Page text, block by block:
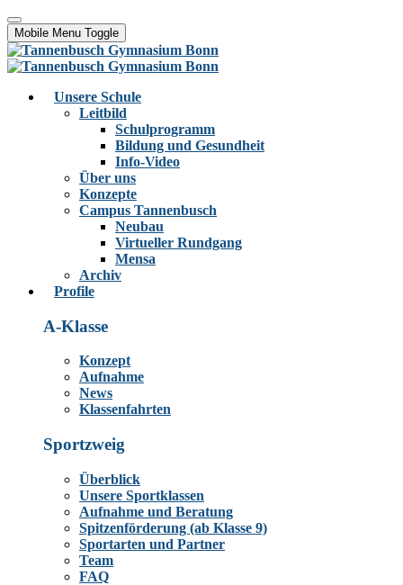
Mobile Menu Toggle
Unsere Schule
Leitbild
Schulprogramm
Bildung und Gesundheit
Info-Video
Über uns
Konzepte
Campus Tannenbusch
Neubau
Virtueller Rundgang
Mensa
Archiv
Profile
A-Klasse
Konzept
Aufnahme
News
Klassenfahrten
Sportzweig
Überblick
Unsere Sportklassen
Aufnahme und Beratung
Spitzenförderung (ab Klasse 9)
Sportarten und Partner
Team
FAQ